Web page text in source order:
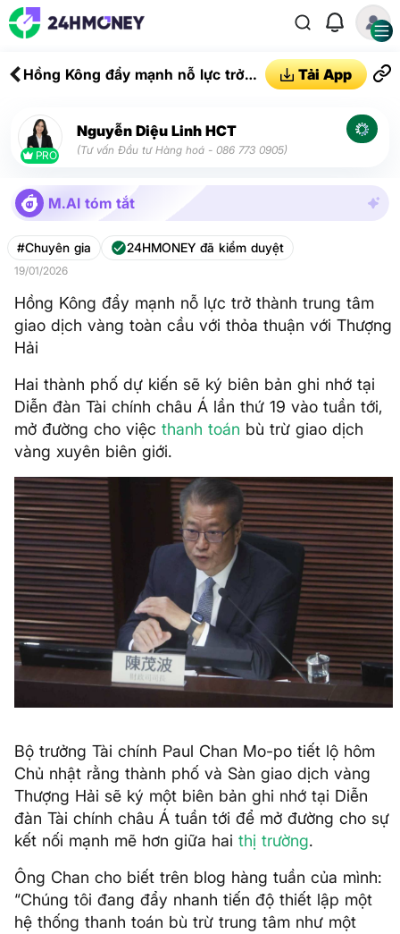
Hồng Kông đẩy mạnh nỗ lực trở
Thượng Hải
Tải App
PRO
Nguyễn Diệu Linh HCT
(Tư vấn Đầu tư Hàng hoá - 086 773 0905)
M.AI tóm tắt
#Chuyên gia 24HMONEY đã kiểm duyệt
19/01/2026
Hồng Kông đẩy mạnh nỗ lực trở thành trung tâm
giao dịch vàng toàn cầu với thỏa thuận với Thượng
Hải
Hai thành phố dự kiến ​​sẽ ký biên bản ghi nhớ tại
Diễn đàn Tài chính châu Á lần thứ 19 vào tuần tới,
mở đường cho việc thanh toán bù trừ giao dịch
vàng xuyên biên giới.
Bộ trưởng Tài chính Paul Chan Mo-po tiết lộ hôm
Chủ nhật rằng thành phố và Sàn giao dịch vàng
Thượng Hải sẽ ký một biên bản ghi nhớ tại Diễn
đàn Tài chính châu Á tuần tới để mở đường cho sự
kết nối mạnh mẽ hơn giữa hai thị trường.
Ông Chan cho biết trên blog hàng tuần của mình:
“Chúng tôi đang đẩy nhanh tiến độ thiết lập một
hệ thống thanh toán bù trừ trung tâm như một